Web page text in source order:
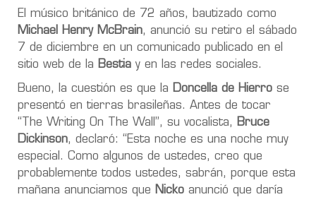
El músico británico de 72 años, bautizado como
Michael Henry McBrain, anunció su retiro el sábado
7 de diciembre en un comunicado publicado en el
sitio web de la Bestia y en las redes sociales.
Bueno, la cuestión es que la Doncella de Hierro se
presentó en tierras brasileñas. Antes de tocar
“The Writing On The Wall”, su vocalista,
Bruce
Dickinson, declaró: “Esta noche es una noche muy
especial. Como algunos de ustedes, creo que
probablemente todos ustedes, sabrán, porque esta
mañana anunciamos que
Nicko anunció que daría